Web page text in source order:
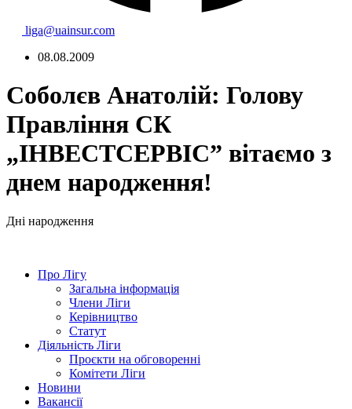
liga@uainsur.com
08.08.2009
Соболєв Анатолій: Голову
Правління СК
„ІНВЕСТСЕРВІС” вітаємо з
днем народження!
Дні народження
Про Лігу
Загальна інформація
Члени Ліги
Керівництво
Статут
Діяльність Ліги
Проєкти на обговоренні
Комітети Ліги
Новини
Вакансії